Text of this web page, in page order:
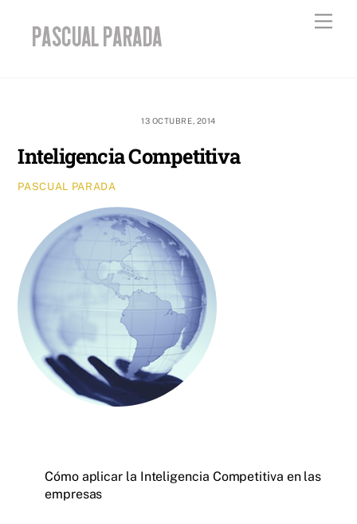
content
13 OCTUBRE, 2014
Inteligencia Competitiva
PASCUAL PARADA
Cómo aplicar la Inteligencia Competitiva en las
empresas